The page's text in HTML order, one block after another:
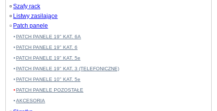
Szafy rack
Listwy zasilające
Patch panele
PATCH PANELE 19" KAT. 6A
PATCH PANELE 19" KAT. 6
PATCH PANELE 19" KAT. 5e
PATCH PANELE 19" KAT. 3 (TELEFONICZNE)
PATCH PANELE 10" KAT. 5e
PATCH PANELE POZOSTAŁE
AKCESORIA